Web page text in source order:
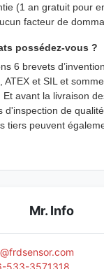
(1 an gratuit pour
facteur de
possédez-vous ?
6 brevets
ATEX et SIL et
Et avant la livraison
d'inspection de
tiers peuvent
Mr. Info
533-3571318